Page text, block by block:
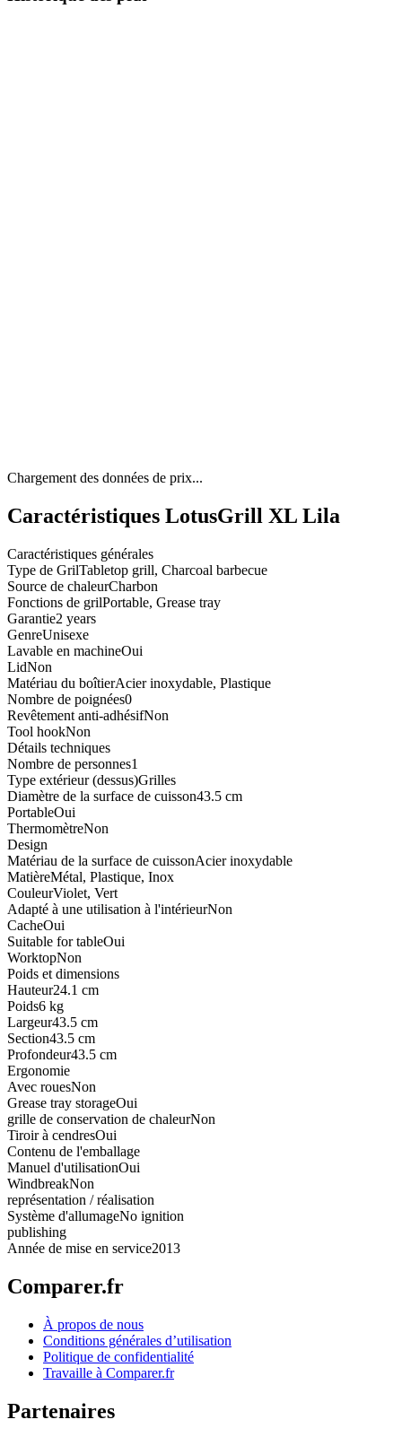
Chargement des données de prix...
Caractéristiques LotusGrill XL Lila
Caractéristiques générales
Type de GrilTabletop grill, Charcoal barbecue
Source de chaleurCharbon
Fonctions de grilPortable, Grease tray
Garantie2 years
GenreUnisexe
Lavable en machineOui
LidNon
Matériau du boîtierAcier inoxydable, Plastique
Nombre de poignées0
Revêtement anti-adhésifNon
Tool hookNon
Détails techniques
Nombre de personnes1
Type extérieur (dessus)Grilles
Diamètre de la surface de cuisson43.5 cm
PortableOui
ThermomètreNon
Design
Matériau de la surface de cuissonAcier inoxydable
MatièreMétal, Plastique, Inox
CouleurViolet, Vert
Adapté à une utilisation à l'intérieurNon
CacheOui
Suitable for tableOui
WorktopNon
Poids et dimensions
Hauteur24.1 cm
Poids6 kg
Largeur43.5 cm
Section43.5 cm
Profondeur43.5 cm
Ergonomie
Avec rouesNon
Grease tray storageOui
grille de conservation de chaleurNon
Tiroir à cendresOui
Contenu de l'emballage
Manuel d'utilisationOui
WindbreakNon
représentation / réalisation
Système d'allumageNo ignition
publishing
Année de mise en service2013
Comparer.fr
À propos de nous
Conditions générales d’utilisation
Politique de confidentialité
Travaille à Comparer.fr
Partenaires